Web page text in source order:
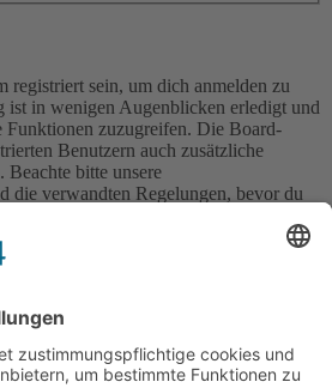
registriert sein, um dich anmelden zu
ist in wenigen Augenblicken erledigt und
Funktionen zuzugreifen. Die Board-
Benutzern auch zusätzliche
Beachte bitte unsere
die verwandten Regelungen, bevor du
bewegst.